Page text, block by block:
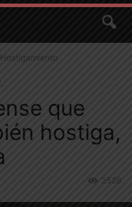
que
hostiga,
2528